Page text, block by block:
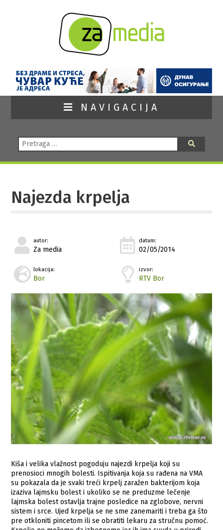
NAVIGACIJA
Pretraga:
Najezda krpelja
autor:
Za media
datum:
02/05/2014
lokacija:
Bor
izvor:
RTV Bor
Kiša i velika vlažnost pogoduju najezdi krpelja koji su
prenosioci mnogih bolesti. Ispitivanja koja su rađena na VMA
su pokazala da je svaki treći krpelj zaražen bakterijom koja
izaziva lajmsku bolest i ukoliko se ne preduzme lečenje
lajmska bolest ostavlja trajne posledice na zglobove, nervni
sistem i srce. Ujed krpelja se ne sme zanemariti i treba ga što
pre otkloniti pincetom ili se obratiti lekaru za stručnu pomoć.